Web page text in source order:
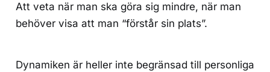
Att veta när man ska göra sig mindre, när man
behöver visa att man “förstår sin plats”.
Dynamiken är heller inte begränsad till personliga